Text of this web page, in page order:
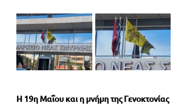
Η 19η Μαΐου και η μνήμη της Γενοκτονίας